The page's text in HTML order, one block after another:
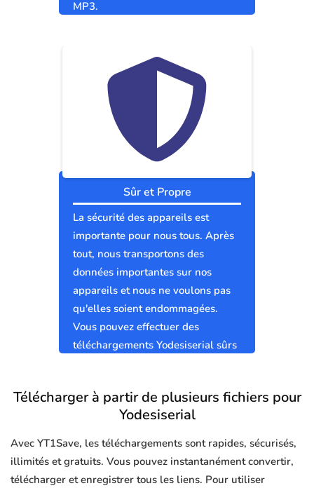
MP3.
Sûr et Propre
La sécurité des appareils est
importante pour nous tous. Après
tout, nous transportons des
données importantes sur nos
appareils et nous ne voulons pas
qu'elles soient endommagées.
Vous pouvez effectuer des
téléchargements Yodesiserial sûrs
Télécharger à partir de plusieurs fichiers pour
Yodesiserial
Avec YT1Save, les téléchargements sont rapides, sécurisés,
illimités et gratuits. Vous pouvez instantanément convertir,
télécharger et enregistrer tous les liens. Pour utiliser